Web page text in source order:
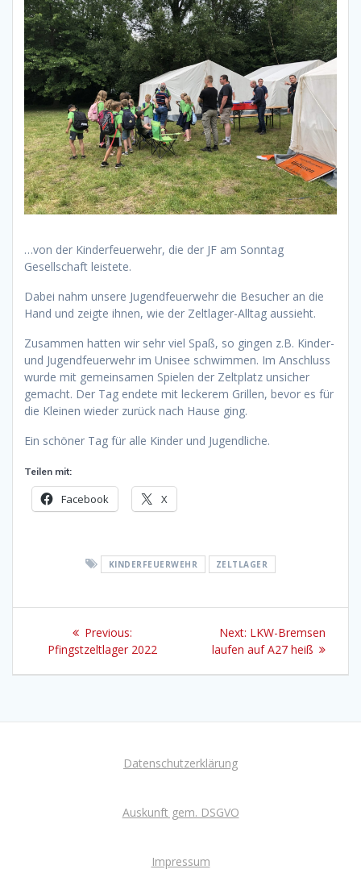
…von der Kinderfeuerwehr, die der JF am Sonntag
Gesellschaft leistete.
Dabei nahm unsere Jugendfeuerwehr die Besucher an die
Hand und zeigte ihnen, wie der Zeltlager-Alltag aussieht.
Zusammen hatten wir sehr viel Spaß, so gingen z.B. Kinder-
und Jugendfeuerwehr im Unisee schwimmen. Im Anschluss
wurde mit gemeinsamen Spielen der Zeltplatz unsicher
gemacht. Der Tag endete mit leckerem Grillen, bevor es für
die Kleinen wieder zurück nach Hause ging.
Ein schöner Tag für alle Kinder und Jugendliche.
Teilen mit:
Facebook X
KINDERFEUERWEHR ZELTLAGER
Beitragsnavigation
Previous:Previous
post:
Pfingstzeltlager 2022
Next: Next
post:
LKW-Bremsen
laufen auf A27 heiß
Datenschutzerklärung
Auskunft gem. DSGVO
Impressum